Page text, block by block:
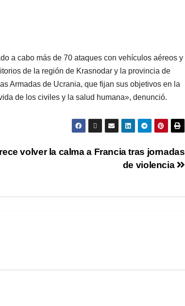
a cabo más de 70 ataques con vehículos aéreos y
de la región de Krasnodar y la provincia de
Armadas de Ucrania, que fijan sus objetivos en la
de los civiles y la salud humana», denunció.
volver la calma a Francia tras jornadas
de violencia